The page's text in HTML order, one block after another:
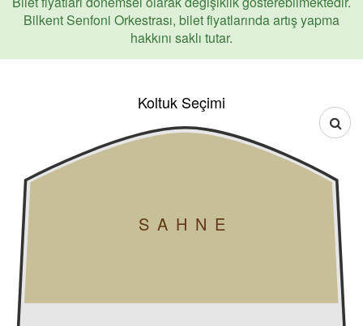
Bilkent Senfoni Orkestrası, bilet fiyatlarında artış yapma
hakkını saklı tutar.
Koltuk Seçimi
SAHNE